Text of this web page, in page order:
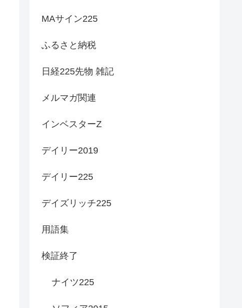
MAサイン225
ふるさと納税
日経225先物 雑記
メルマガ関連
インベスターZ
デイリー2019
デイリー225
デイズリッチ225
用語集
検証終了
ナイツ225